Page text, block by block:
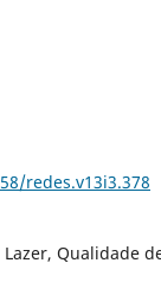
redes.v13i3.378
Qualidade